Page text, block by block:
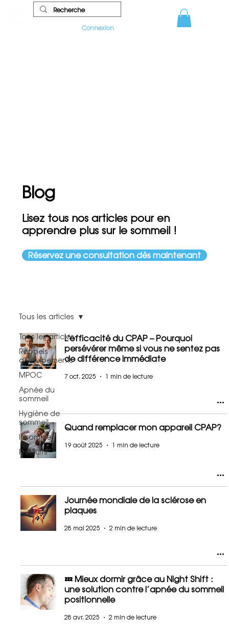
Connexion
Lisez tous nos articles pour en
apprendre plus sur le sommeil !
Blog
Réservez une consultation dès maintenant
Tous les articles
Rappels
d'équipements
MPOC
Apnée du
sommeil
Hygiène de
sommeil
Insomnie
Produits
Tous les articles
L'efficacité du CPAP – Pourquoi
persévérer même si vous ne sentez pas
de différence immédiate
7 oct. 2025 1 min de lecture
Quand remplacer mon appareil CPAP?
19 août 2025 1 min de lecture
Journée mondiale de la sclérose en
plaques
28 mai 2025 2 min de lecture
💤 Mieux dormir grâce au Night Shift :
une solution contre l’apnée du sommeil
positionnelle
28 avr. 2025 2 min de lecture